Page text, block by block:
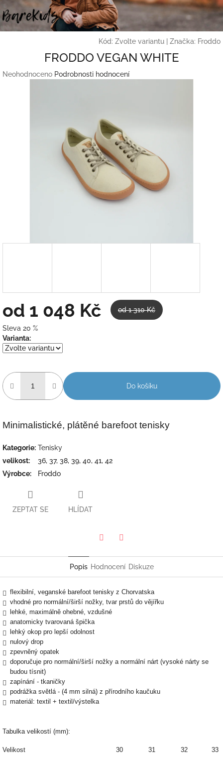
Přejít
na
obsah
Kód: Zvolte variantu Značka: Froddo
FRODDO VEGAN WHITE
Průměrné
Neohodnoceno Podrobnosti hodnocení
od 1 048 Kč od 1 310 Kč
Sleva 20 %
Měrná
cena:
Varianta:
Do košíku
Minimalistické, plátěné barefoot tenisky
Kategorie: Tenisky
velikost:
36, 37, 38, 39, 40, 41, 42
Výrobce: Froddo
ZEPTAT SE HLÍDAT
Popis Hodnocení Diskuze
flexibilní, veganské barefoot tenisky z Chorvatska
vhodné pro normální/širší nožky, tvar prstů do vějířku
lehké, maximálně ohebné, vzdušné
anatomicky tvarovaná špička
lehký okop pro lepší odolnost
nulový drop
zpevněný opatek
doporučuje pro normální/širší nožky a normální nárt (vysoké nárty se
budou tísnit)
zapínání - tkaničky
podrážka světlá - (4 mm silná) z přírodního kaučuku
materiál: textil + textil/výstelka
Tabulka velikostí (mm):
Velikost 30 31 32 33